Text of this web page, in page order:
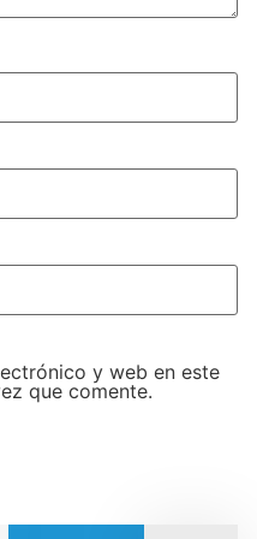
y web en este
que comente.